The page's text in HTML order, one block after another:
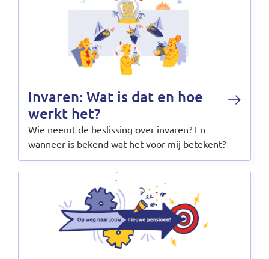
Invaren: Wat is dat en hoe
werkt het?
Wie neemt de beslissing over invaren? En
wanneer is bekend wat het voor mij betekent?